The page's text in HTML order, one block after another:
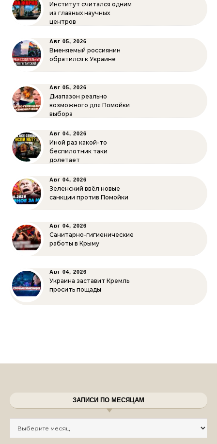
Институт считался одним
из главных научных
центров
Авг 05, 2026
Вменяемый россиянин
обратился к Украине
Авг 05, 2026
Диапазон реально
возможного для Помойки
выбора
Авг 04, 2026
Иной раз какой-то
беспилотник таки
долетает
Авг 04, 2026
Зеленский ввёл новые
санкции против Помойки
Авг 04, 2026
Санитарно-гигиенические
работы в Крыму
Авг 04, 2026
Украина заставит Кремль
просить пощады
ЗАПИСИ ПО МЕСЯЦАМ